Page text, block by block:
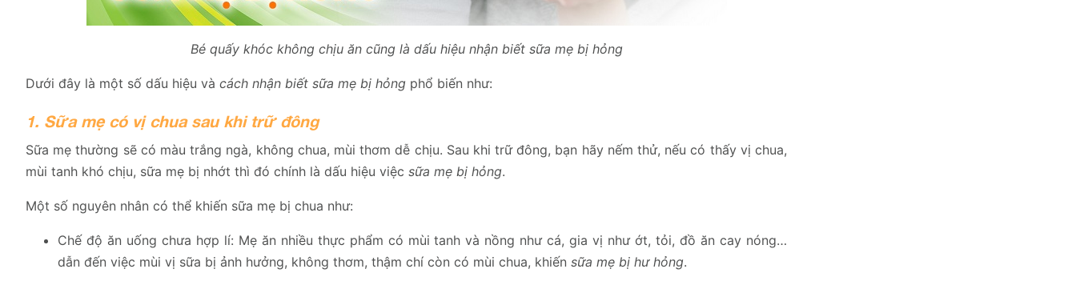
Bé quấy khóc không chịu ăn cũng là dấu hiệu nhận biết sữa mẹ bị hỏng
Dưới đây là một số dấu hiệu và cách nhận biết sữa mẹ bị hỏng phổ biến như:
1. Sữa mẹ có vị chua sau khi trữ đông
Sữa mẹ thường sẽ có màu trắng ngà, không chua, mùi thơm dễ chịu. Sau khi trữ đông, bạn hãy nếm thử, nếu có thấy vị chua,
mùi tanh khó chịu, sữa mẹ bị nhớt thì đó chính là dấu hiệu việc sữa mẹ bị hỏng.
Một số nguyên nhân có thể khiến sữa mẹ bị chua như:
Chế độ ăn uống chưa hợp lí: Mẹ ăn nhiều thực phẩm có mùi tanh và nồng như cá, gia vị như ớt, tỏi, đồ ăn cay nóng…
dẫn đến việc mùi vị sữa bị ảnh hưởng, không thơm, thậm chí còn có mùi chua, khiến sữa mẹ bị hư hỏng.